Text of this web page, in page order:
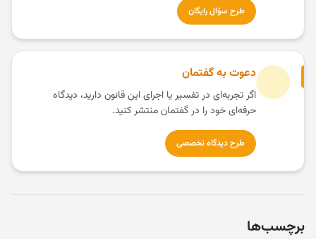
طرح سؤال رایگان
دعوت به گفتمان
اگر تجربه‌ای در تفسیر یا اجرای این قانون دارید، دیدگاه
حرفه‌ای خود را در گفتمان منتشر کنید.
طرح دیدگاه تخصصی
برچسب‌ها